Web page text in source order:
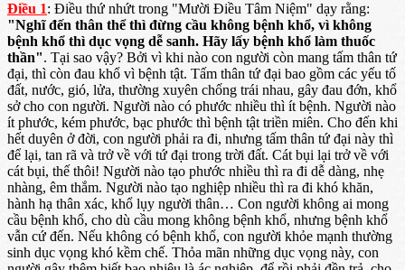
Điều 1: Điều thứ nhứt trong "Mười Điều Tâm Niệm" dạy rằng:
"Nghĩ đến thân thể thì đừng cầu không bệnh khổ, vì không
bệnh khổ thì dục vọng dễ sanh. Hãy lấy bệnh khổ làm thuốc
thần". Tại sao vậy? Bởi vì khi nào con người còn mang tấm thân tứ
đại, thì còn đau khổ vì bệnh tật. Tấm thân tứ đại bao gồm các yếu tố
đất, nước, gió, lửa, thường xuyên chống trái nhau, gây đau đớn, khổ
sở cho con người. Người nào có phước nhiều thì ít bệnh. Người nào
ít phước, kém phước, bạc phước thì bệnh tật triền miên. Cho đến khi
hết duyên ở đời, con người phải ra đi, nhưng tấm thân tứ đại này thì
để lại, tan rã và trở về với tứ đại trong trời đất. Cát bụi lại trở về với
cát bụi, thế thôi! Người nào tạo phước nhiều thì ra đi dễ dàng, nhẹ
nhàng, êm thắm. Người nào tạo nghiệp nhiều thì ra đi khó khăn,
hành hạ thân xác, khổ lụy người thân… Con người không ai mong
cầu bệnh khổ, cho dù cầu mong không bệnh khổ, nhưng bệnh khổ
vẫn cứ đến. Nếu không có bệnh khổ, con người khỏe mạnh thường
sinh dục vọng khó kềm chế. Thỏa mãn những dục vọng này, con